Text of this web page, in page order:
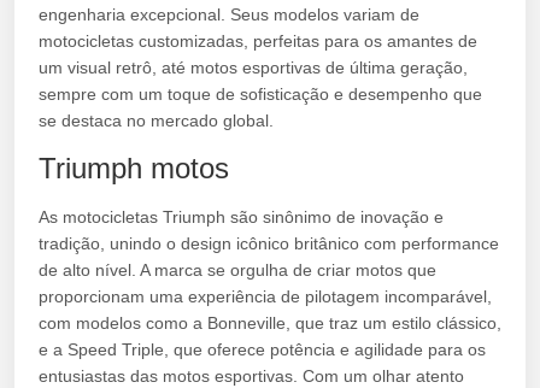
engenharia excepcional. Seus modelos variam de
motocicletas customizadas, perfeitas para os amantes de
um visual retrô, até motos esportivas de última geração,
sempre com um toque de sofisticação e desempenho que
se destaca no mercado global.
Triumph motos
As motocicletas Triumph são sinônimo de inovação e
tradição, unindo o design icônico britânico com performance
de alto nível. A marca se orgulha de criar motos que
proporcionam uma experiência de pilotagem incomparável,
com modelos como a Bonneville, que traz um estilo clássico,
e a Speed Triple, que oferece potência e agilidade para os
entusiastas das motos esportivas. Com um olhar atento